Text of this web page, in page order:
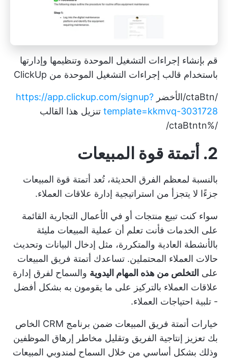
قم بإنشاء إجراءات التشغيل الموحدة وتنظيمها وإدارتها
باستخدام قالب إجراءات التشغيل الموحدة من ClickUp
/ctaBtn/الأخضر
https://app.clickup.com/signup?
template=kkmvq-3031728 تنزيل هذا القالب
/%ctaBtntn/
2. أتمتة قوة المبيعات
بالنسبة لمعظم الفرق الحديثة، تُعد أتمتة قوة المبيعات
جزءًا لا يتجزأ من استراتيجية إدارة علاقات العملاء.
سواء كنت تبيع منتجات أو في الأعمال التجارية القائمة
على الخدمات فأنت تعلم أن عملية المبيعات مليئة
بالأنشطة العادية والمتكررة، مثل إدخال البيانات وتحديث
حالات العملاء المحتملين. تساعدك أتمتة فريق المبيعات
على التخلص من هذه المهام اليدوية والسماح لفرق إدارة
علاقات العملاء بالتركيز على ما يقومون به بشكل أفضل
- تلبية احتياجات العملاء.
خيارات أتمتة فريق المبيعات ضمن برنامج CRM الخاص
بك تعزيز إنتاجية الفريق وتقليل مخاطر إرهاق الموظفين
وذلك بشكل أساسي من خلال السماح لمندوبي المبيعات